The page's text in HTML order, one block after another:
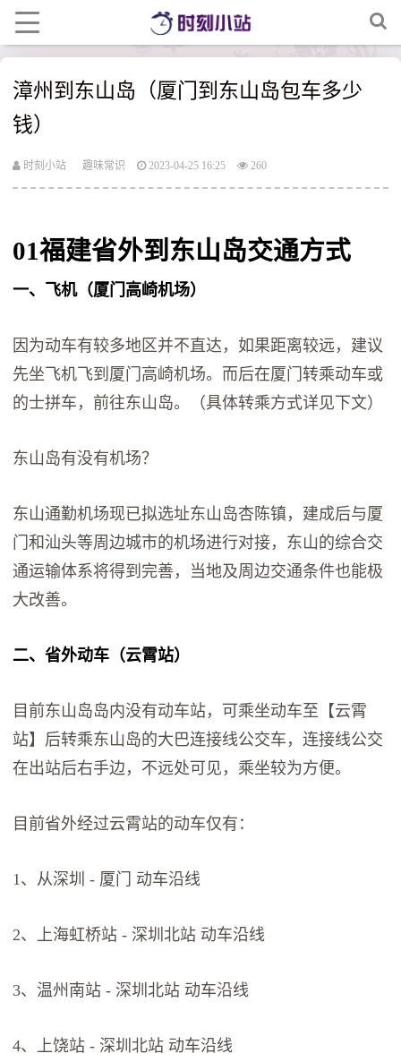
漳州到东山岛（厦门到东山岛包车多少
钱）
时刻小站 趣味常识 2023-04-25 16:25 260
01福建省外到东山岛交通方式
一、飞机（厦门高崎机场）
因为动车有较多地区并不直达，如果距离较远，建议
先坐飞机飞到厦门高崎机场。而后在厦门转乘动车或
的士拼车，前往东山岛。（具体转乘方式详见下文）
东山岛有没有机场？
东山通勤机场现已拟选址东山岛杏陈镇，建成后与厦
门和汕头等周边城市的机场进行对接，东山的综合交
通运输体系将得到完善，当地及周边交通条件也能极
大改善。
二、省外动车（云霄站）
目前东山岛岛内没有动车站，可乘坐动车至【云霄
站】后转乘东山岛的大巴连接线公交车，连接线公交
在出站后右手边，不远处可见，乘坐较为方便。
目前省外经过云霄站的动车仅有：
1、从深圳 - 厦门 动车沿线
2、上海虹桥站 - 深圳北站 动车沿线
3、温州南站 - 深圳北站 动车沿线
4、上饶站 - 深圳北站 动车沿线